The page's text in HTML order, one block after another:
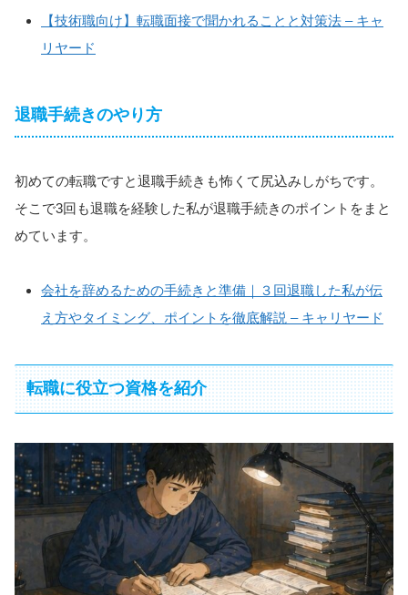
【技術職向け】転職面接で聞かれることと対策法 – キャ
リヤード
退職手続きのやり方
初めての転職ですと退職手続きも怖くて尻込みしがちです。
そこで3回も退職を経験した私が退職手続きのポイントをまと
めています。
会社を辞めるための手続きと準備｜３回退職した私が伝
え方やタイミング、ポイントを徹底解説 – キャリヤード
転職に役立つ資格を紹介